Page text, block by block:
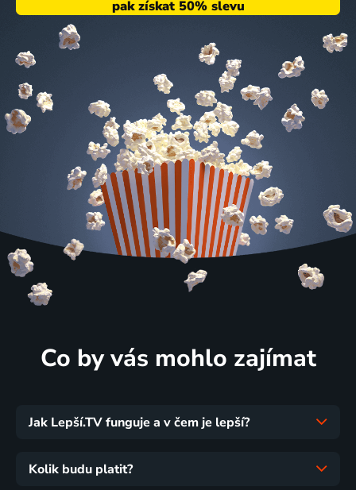
Co by vás mohlo zajímat
Jak Lepší.TV funguje a v čem je lepší?
Kolik budu platit?